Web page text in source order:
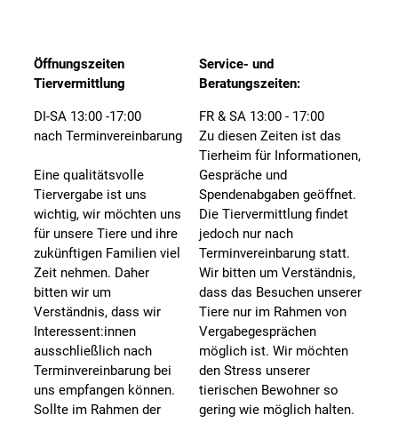
Öffnungszeiten
Tiervermittlung
DI-SA 13:00 -17:00
nach Terminvereinbarung
Eine qualitätsvolle
Tiervergabe ist uns
wichtig, wir möchten uns
für unsere Tiere und ihre
zukünftigen Familien viel
Zeit nehmen. Daher
bitten wir um
Verständnis, dass wir
Interessent:innen
ausschließlich nach
Terminvereinbarung bei
uns empfangen können.
Sollte im Rahmen der
Service- und
Beratungszeiten:
FR & SA 13:00 - 17:00
Zu diesen Zeiten ist das
Tierheim für Informationen,
Gespräche und
Spendenabgaben geöffnet.
Die Tiervermittlung findet
jedoch nur nach
Terminvereinbarung statt.
Wir bitten um Verständnis,
dass das Besuchen unserer
Tiere nur im Rahmen von
Vergabegesprächen
möglich ist. Wir möchten
den Stress unserer
tierischen Bewohner so
gering wie möglich halten.